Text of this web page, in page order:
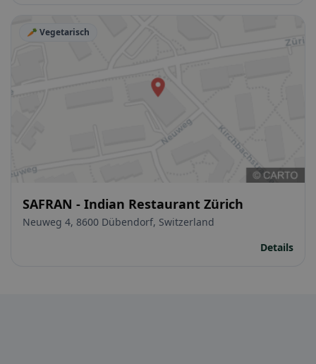
🥕 Vegetarisch
SAFRAN - Indian Restaurant Zürich
Neuweg 4, 8600 Dübendorf, Switzerland
Details